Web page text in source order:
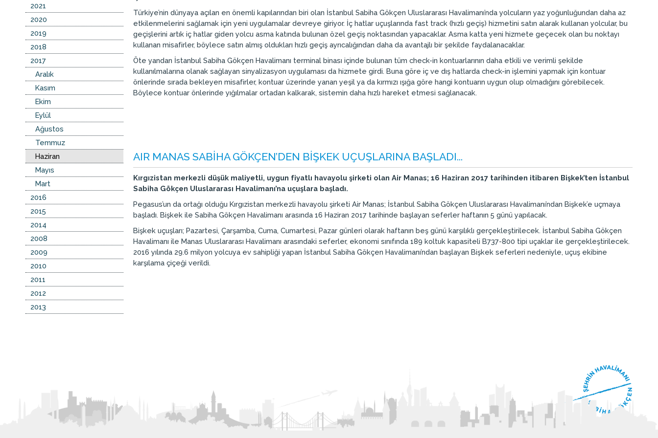
Türkiye’nin dünyaya açılan en önemli kapılarından biri olan İstanbul Sabiha Gökçen Uluslararası Havalimanı’nda yolcuların yaz yoğunluğundan daha az
etkilenmelerini sağlamak için yeni uygulamalar devreye giriyor. İç hatlar uçuşlarında fast track (hızlı geçiş) hizmetini satın alarak kullanan yolcular, bu
geçişlerini artık iç hatlar giden yolcu asma katında bulunan özel geçiş noktasından yapacaklar. Asma katta yeni hizmete geçecek olan bu noktayı
kullanan misafirler, böylece satın almış oldukları hızlı geçiş ayrıcalığından daha da avantajlı bir şekilde faydalanacaklar.
Öte yandan İstanbul Sabiha Gökçen Havalimanı terminal binası içinde bulunan tüm check-in kontuarlarının daha etkili ve verimli şekilde
kullanılmalarına olanak sağlayan sinyalizasyon uygulaması da hizmete girdi. Buna göre iç ve dış hatlarda check-in işlemini yapmak için kontuar
önlerinde sırada bekleyen misafirler, kontuar üzerinde yanan yeşil ya da kırmızı ışığa göre hangi kontuarın uygun olup olmadığını görebilecek.
Böylece kontuar önlerinde yığılmalar ortadan kalkarak, sistemin daha hızlı hareket etmesi sağlanacak.
AIR MANAS SABİHA GÖKÇEN’DEN BİŞKEK UÇUŞLARINA BAŞLADI...
Kırgızistan merkezli düşük maliyetli, uygun fiyatlı havayolu şirketi olan Air Manas; 16 Haziran 2017 tarihinden itibaren Bişkek’ten İstanbul
Sabiha Gökçen Uluslararası Havalimanı’na uçuşlara başladı.
Pegasus’un da ortağı olduğu Kırgızistan merkezli havayolu şirketi Air Manas; İstanbul Sabiha Gökçen Uluslararası Havalimanı’ndan Bişkek’e uçmaya
başladı. Bişkek ile Sabiha Gökçen Havalimanı arasında 16 Haziran 2017 tarihinde başlayan seferler haftanın 5 günü yapılacak.
Bişkek uçuşları; Pazartesi, Çarşamba, Cuma, Cumartesi, Pazar günleri olarak haftanın beş günü karşılıklı gerçekleştirilecek. İstanbul Sabiha Gökçen
Havalimanı ile Manas Uluslararası Havalimanı arasındaki seferler, ekonomi sınıfında 189 koltuk kapasiteli B737-800 tipi uçaklar ile gerçekleştirilecek.
2016 yılında 29.6 milyon yolcuya ev sahipliği yapan İstanbul Sabiha Gökçen Havalimanı’ndan başlayan Bişkek seferleri nedeniyle, uçuş ekibine
karşılama çiçeği verildi.
2021
2020
2019
2018
2017
Aralık
Kasım
Ekim
Eylül
Ağustos
Temmuz
Haziran
Mayıs
Mart
2016
2015
2014
2008
2009
2010
2011
2012
2013